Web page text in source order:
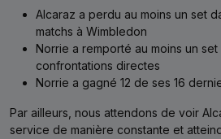
Alcaraz a perdu au moins un set
matchs à Wimbledon
Norrie a remporté au moins un
confrontations directes
Norrie a gagné 12 de ses 16
Par ailleurs, nous attendons de voir
service de manière constante et